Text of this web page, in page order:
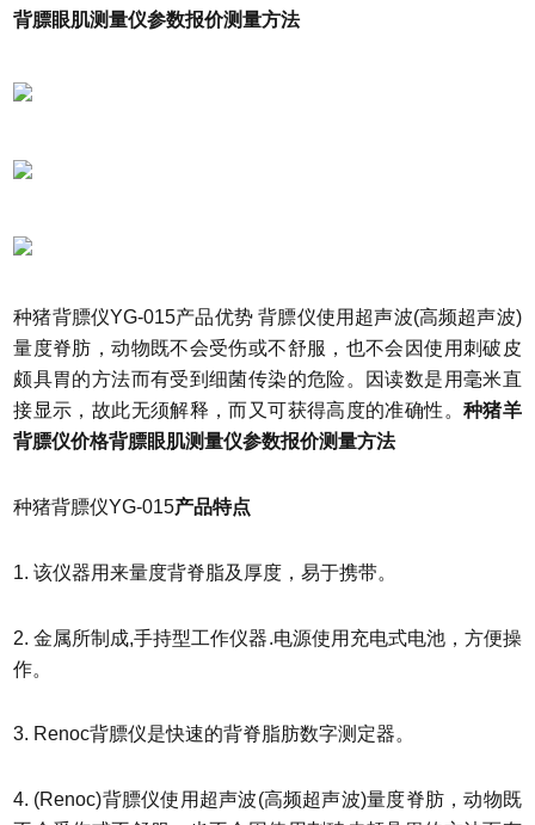
背膘眼肌测量仪参数报价测量方法
种猪背膘仪YG-015产品优势背膘仪使用超声波(高频超声波)
量度脊肪，动物既不会受伤或不舒服，也不会因使用刺破皮
颇具胃的方法而有受到细菌传染的危险。因读数是用毫米直
接显示，故此无须解释，而又可获得高度的准确性。种猪羊
背膘仪价格背膘眼肌测量仪参数报价测量方法
种猪背膘仪YG-015产品特点
1. 该仪器用来量度背脊脂及厚度，易于携带。
2. 金属所制成,手持型工作仪器.电源使用充电式电池，方便操
作。
3. Renoc背膘仪是快速的背脊脂肪数字测定器。
4. (Renoc)背膘仪使用超声波(高频超声波)量度脊肪，动物既